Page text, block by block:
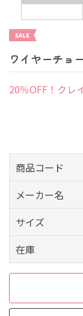
ワイヤーチョ
20％OFF！クレ
商品コード
メーカー名
サイズ
在庫